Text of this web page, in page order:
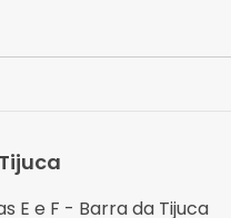
E e F - Barra da Tijuca